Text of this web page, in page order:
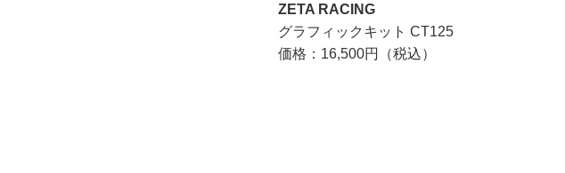
ZETA RACING
グラフィックキット CT125
価格：16,500円（税込）